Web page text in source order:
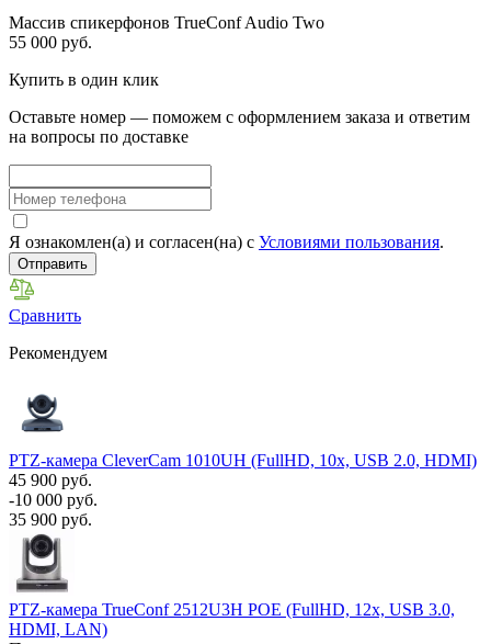
Массив спикерфонов TrueConf Audio Two
55 000 руб.
Купить в один клик
Оставьте номер — поможем с оформлением заказа и ответим
на вопросы по доставке
Я ознакомлен(а) и согласен(на) с Условиями пользования.
Отправить
Сравнить
Рекомендуем
PTZ-камера CleverCam 1010UH (FullHD, 10x, USB 2.0, HDMI)
45 900 руб.
-10 000 руб.
35 900 руб.
PTZ-камера TrueConf 2512U3H POE (FullHD, 12x, USB 3.0,
HDMI, LAN)